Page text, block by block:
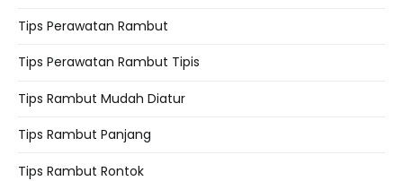
Tips Perawatan Rambut
Tips Perawatan Rambut Tipis
Tips Rambut Mudah Diatur
Tips Rambut Panjang
Tips Rambut Rontok